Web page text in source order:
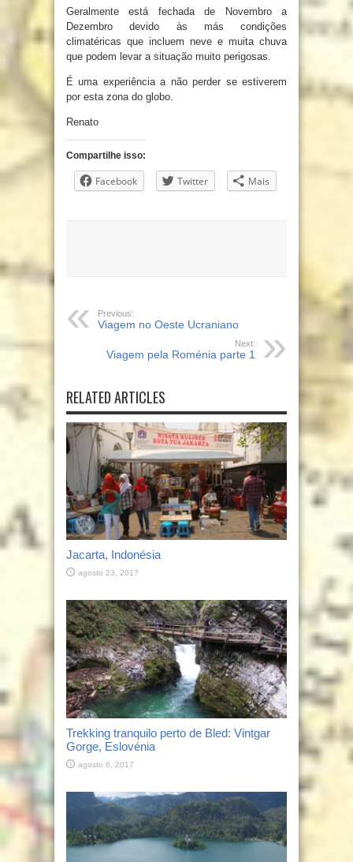
Geralmente está fechada de Novembro a
Dezembro devido às más condições
climatéricas que incluem neve e muita chuva
que podem levar a situação muito perigosas.
É uma experiência a não perder se estiverem
por esta zona do globo.
Renato
Compartilhe isso:
Facebook Twitter Mais
Previous:
Viagem no Oeste Ucraniano
Next:
Viagem pela Roménia parte 1
RELATED ARTICLES
Jacarta, Indonésia
agosto 23, 2017
Trekking tranquilo perto de Bled: Vintgar
Gorge, Eslovénia
agosto 6, 2017